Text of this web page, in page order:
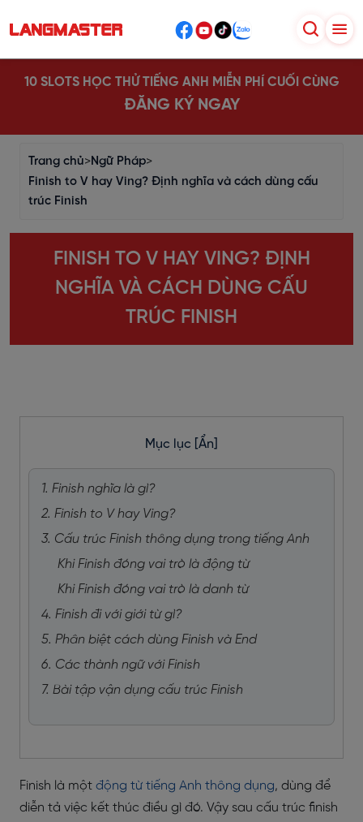
10 SLOTS HỌC THỬ TIẾNG ANH MIỄN PHÍ CUỐI CÙNG
ĐĂNG KÝ NGAY
Trang chủ>Ngữ Pháp>
Finish to V hay Ving? Định nghĩa và cách dùng cấu
trúc Finish
FINISH TO V HAY VING? ĐỊNH
NGHĨA VÀ CÁCH DÙNG CẤU
TRÚC FINISH
Mục lục [Ẩn]
1. Finish nghĩa là gì?
2. Finish to V hay Ving?
3. Cấu trúc Finish thông dụng trong tiếng Anh
Khi Finish đóng vai trò là động từ
Khi Finish đóng vai trò là danh từ
4. Finish đi với giới từ gì?
5. Phân biệt cách dùng Finish và End
6. Các thành ngữ với Finish
7. Bài tập vận dụng cấu trúc Finish
Finish là một động từ tiếng Anh thông dụng, dùng để
diễn tả việc kết thúc điều gì đó. Vậy sau cấu trúc finish